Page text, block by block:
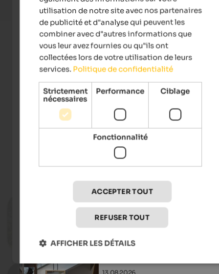
Tourismusverein Algund
20.08.2026
Garden Nights
Gardens of Trauttmansdorff Castle -
utilisation de notre site avec nos partenaires
de publicité et d"analyse qui peuvent les
combiner avec d"autres informations que
vous leur avez fournies ou qu"ils ont
collectées lors de votre utilisation de leurs
services. Politique de confidentialité
Strictement
nécessaires
Performance Ciblage
Fonctionnalité
ACCEPTER TOUT
REFUSER TOUT
AFFICHER LES DÉTAILS